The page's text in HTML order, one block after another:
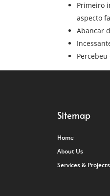
Primeiro
aspecto
Abancar
Sitemap
Home
About Us
Services & Projects